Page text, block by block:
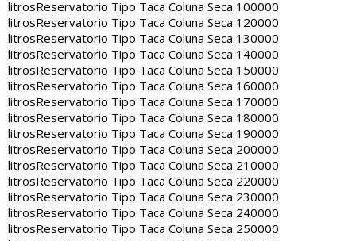
litrosReservatorio Tipo Taca Coluna Seca 100000
litrosReservatorio Tipo Taca Coluna Seca 120000
litrosReservatorio Tipo Taca Coluna Seca 130000
litrosReservatorio Tipo Taca Coluna Seca 140000
litrosReservatorio Tipo Taca Coluna Seca 150000
litrosReservatorio Tipo Taca Coluna Seca 160000
litrosReservatorio Tipo Taca Coluna Seca 170000
litrosReservatorio Tipo Taca Coluna Seca 180000
litrosReservatorio Tipo Taca Coluna Seca 190000
litrosReservatorio Tipo Taca Coluna Seca 200000
litrosReservatorio Tipo Taca Coluna Seca 210000
litrosReservatorio Tipo Taca Coluna Seca 220000
litrosReservatorio Tipo Taca Coluna Seca 230000
litrosReservatorio Tipo Taca Coluna Seca 240000
litrosReservatorio Tipo Taca Coluna Seca 250000